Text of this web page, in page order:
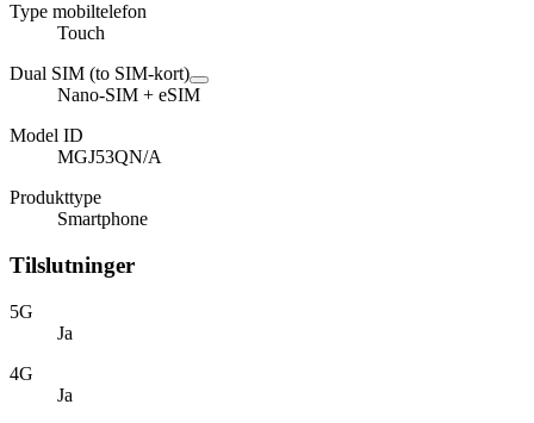
Type mobiltelefon
Touch
Dual SIM (to SIM-kort)
Nano-SIM + eSIM
Model ID
MGJ53QN/A
Produkttype
Smartphone
Tilslutninger
5G
Ja
4G
Ja